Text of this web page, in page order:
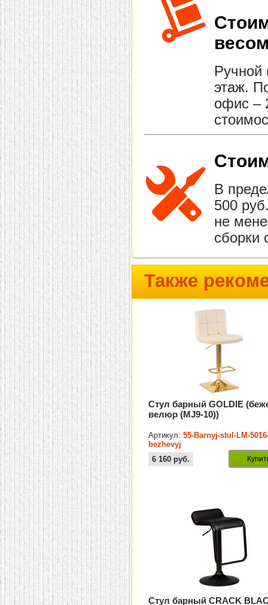
Ручной
этаж.
офис –
В
500
не
сборки
Также
Стул барный GOLDIE
велюр (MJ9-10))
Артикул:55-Barnyj-stul-LM-
bezhevyj
6 160 руб.
Стул барный CRACK